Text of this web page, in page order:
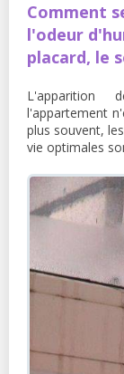
Comment
l'odeur
placard, le
L'apparition
l'appartement
plus souvent,
vie optimales